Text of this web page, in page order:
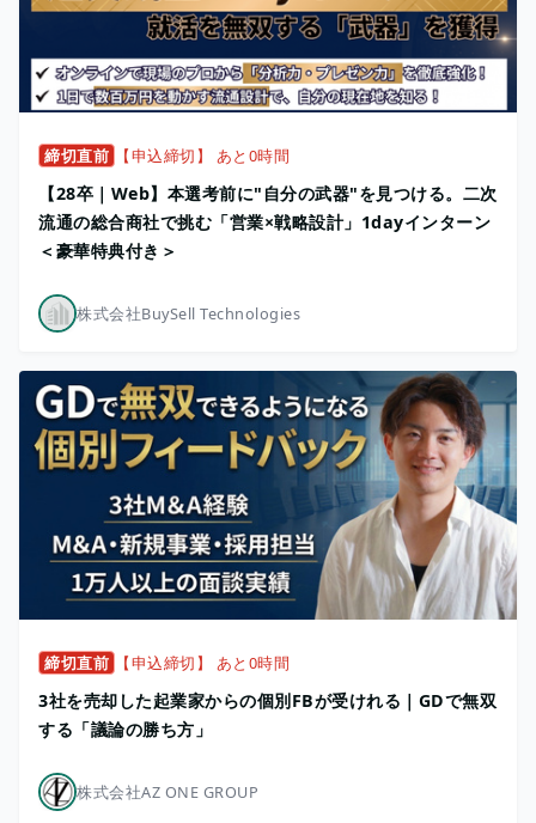
締切直前 【申込締切】 あと0時間
【28卒｜Web】本選考前に"自分の武器"を見つける。二次
流通の総合商社で挑む「営業×戦略設計」1dayインターン
＜豪華特典付き＞
株式会社BuySell Technologies
締切直前 【申込締切】 あと0時間
3社を売却した起業家からの個別FBが受けれる｜GDで無双
する「議論の勝ち方」
株式会社AZ ONE GROUP